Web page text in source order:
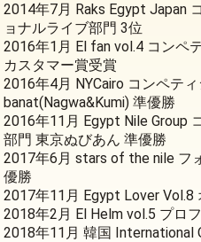
2014年7月 Raks Egypt Japan
ョナルライブ部門 3位
2016年1月 El fan vol.4 コンペ
カスタマー賞受賞
2016年4月 NYCairo コンペテ
banat(Nagwa&Kumi) 準優勝
2016年11月 Egypt Nile Group
部門 東京ぬびあん 準優勝
2017年6月 stars of the nile フ
優勝
2017年11月 Egypt Lover Vol.8
2018年2月 El Helm vol.5 プロ
2018年11月 韓国 International